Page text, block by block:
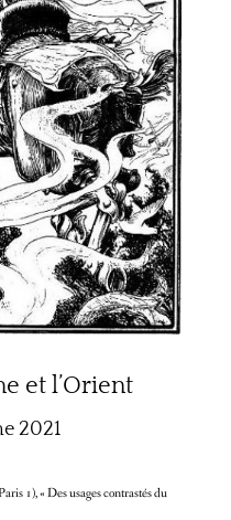
et l’Orient
2021
1), « Des usages contrastés du